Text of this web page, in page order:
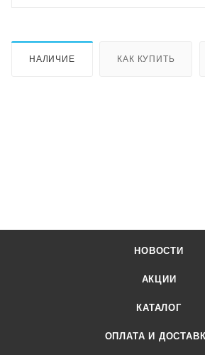
НАЛИЧИЕ КАК КУПИТЬ
НОВОСТИ
АКЦИИ
КАТАЛОГ
ОПЛАТА И